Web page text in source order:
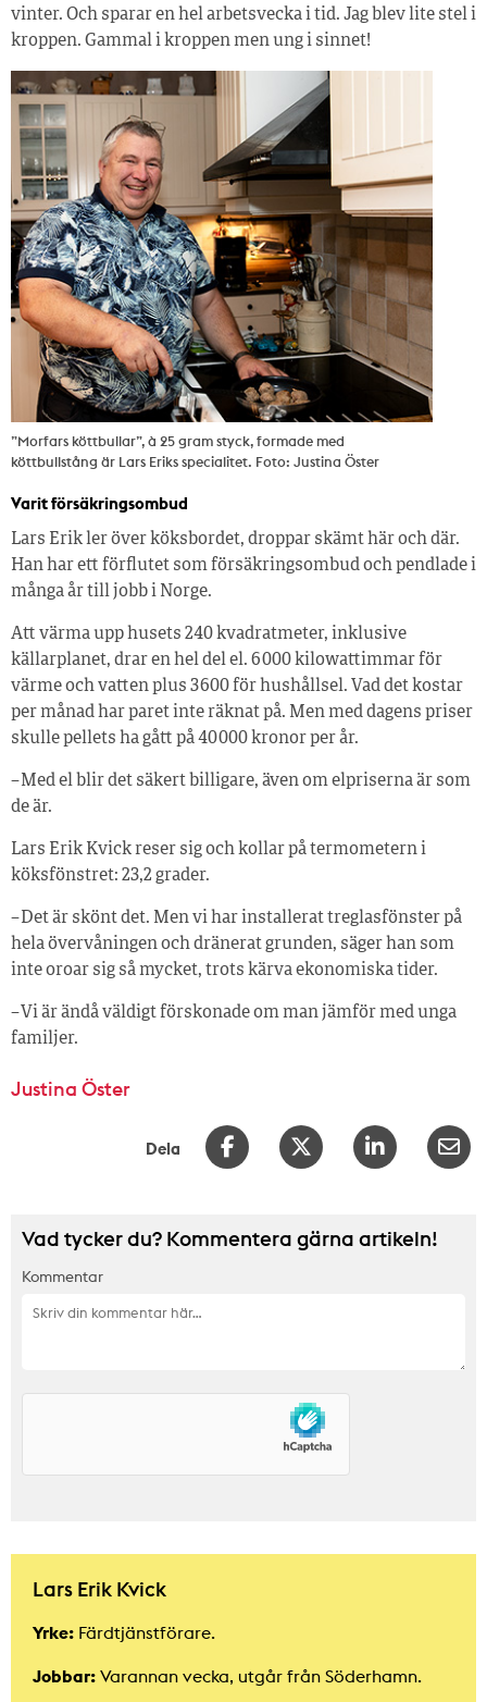
vinter. Och sparar en hel arbetsvecka i tid. Jag blev lite stel i
kroppen. Gammal i kroppen men ung i sinnet!
”Morfars köttbullar”, à 25 gram styck, formade med
köttbullstång är Lars Eriks specialitet. Foto: Justina Öster
Varit försäkringsombud
Lars Erik ler över köksbordet, droppar skämt här och där.
Han har ett förflutet som försäkringsombud och pendlade i
många år till jobb i Norge.
Att värma upp husets 240 kvadratmeter, inklusive
källarplanet, drar en hel del el. 6 000 kilowattimmar för
värme och vatten plus 3 600 för hushållsel. Vad det kostar
per månad har paret inte räknat på. Men med dagens priser
skulle pellets ha gått på 40 000 kronor per år.
– Med el blir det säkert billigare, även om elpriserna är som
de är.
Lars Erik Kvick reser sig och kollar på termometern i
köksfönstret: 23,2 grader.
– Det är skönt det. Men vi har installerat treglasfönster på
hela övervåningen och dränerat grunden, säger han som
inte oroar sig så mycket, trots kärva ekonomiska tider.
– Vi är ändå väldigt förskonade om man jämför med unga
familjer.
Justina Öster
Dela
Vad tycker du? Kommentera gärna artikeln!
Kommentar
Lars Erik Kvick
Yrke: Färdtjänstförare.
Jobbar: Varannan vecka, utgår från Söderhamn.